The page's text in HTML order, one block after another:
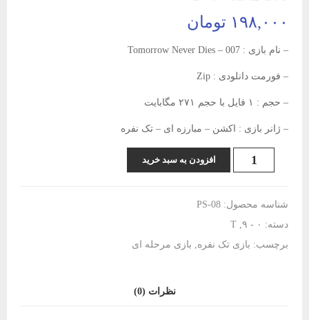
۱۹۸,۰۰۰ تومان
– نام بازی :‌ 007 – Tomorrow Never Dies
– فورمت دانلودی : Zip
– حجم : ۱ فایل با حجم ۲۷۱ مگابایت
– ژانر بازی : اکشن – مبارزه ای – تک نفره
دانلود
Tomorrow
Never
Dies
افزودن به سبد خرید
شناسه محصول: PS-08
دسته: ۰ - ۹ ,
T
برچسب: بازی تک نفره, بازی مرحله ای
نظرات (0)